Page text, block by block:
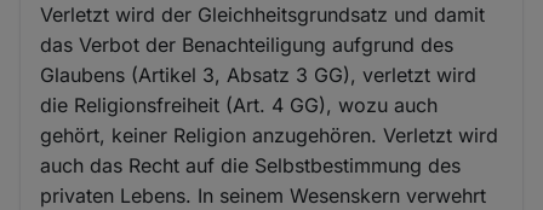
Verletzt wird der Gleichheitsgrundsatz und damit
das Verbot der Benachteiligung aufgrund des
Glaubens (Artikel 3, Absatz 3 GG), verletzt wird
die Religionsfreiheit (Art. 4 GG), wozu auch
gehört, keiner Religion anzugehören. Verletzt wird
auch das Recht auf die Selbstbestimmung des
privaten Lebens. In seinem Wesenskern verwehrt